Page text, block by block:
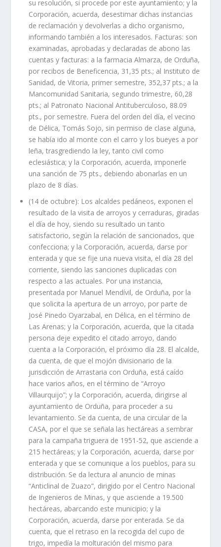
su resolución, si procede por este ayuntamiento; y la
Corporación, acuerda, desestimar dichas instancias
de reclamación y devolverlas a dicho organismo,
informando también a los interesados. Facturas: son
examinadas, aprobadas y declaradas de abono las
cuentas y facturas: a la farmacia Almarza, de Orduña,
por recibos de Beneficencia, 31,35 pts.; al Instituto de
Sanidad, de Vitoria, primer semestre, 352,37 pts.; a la
Mancomunidad Sanitaria, segundo trimestre, 60,28
pts.; al Patronato Nacional Antituberculoso, 88.09
pts., por semestre. Fuera del orden del día, el vecino
de Délica, Tomás Sojo, sin permiso de clase alguna,
se había ido al monte con el carro y los bueyes a por
leña, trasgrediendo la ley, tanto civil como
eclesiástica; y la Corporación, acuerda, imponerle
una sanción de 75 pts., debiendo abonarlas en un
plazo de 8 días.
(14 de octubre): Los alcaldes pedáneos, exponen el
resultado de la visita de arroyos y cerraduras, giradas
el día de hoy, siendo su resultado un tanto
satisfactorio, según la relación de sancionados, que
confecciona; y la Corporación, acuerda, darse por
enterada y que se fije una nueva visita, el día 28 del
corriente, siendo las sanciones duplicadas con
respecto a las actuales. Por una instancia,
presentada por Manuel Mendívil, de Orduña, por la
que solicita la apertura de un arroyo, por parte de
José Pinedo Oyarzabal, en Délica, en el término de
Las Arenas; y la Corporación, acuerda, que la citada
persona deje expedito el citado arroyo, dando
cuenta a la Corporación, el próximo día 28. El alcalde,
da cuenta, de que el mojón divisionario de la
jurisdicción de Arrastaria con Orduña, está caído
hace varios años, en el término de “Arroyo
Villaurquijo”; y la Corporación, acuerda, dirigirse al
ayuntamiento de Orduña, para proceder a su
levantamiento. Se da cuenta, de una circular de la
CASA, por el que se señala las hectáreas a sembrar
para la campaña triguera de 1951-52, que asciende a
215 hectáreas; y la Corporación, acuerda, darse por
enterada y que se comunique a los pueblos, para su
distribución. Se da lectura al anuncio de minas
“Anticlinal de Zuazo”, dirigido por el Centro Nacional
de Ingenieros de Minas, y que asciende a 19.500
hectáreas, abarcando este municipio; y la
Corporación, acuerda, darse por enterada. Se da
cuenta, que el retraso en la recogida del cupo de
trigo, impedía la molturación del mismo para